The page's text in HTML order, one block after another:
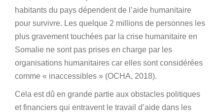
habitants du pays dépendent de l’aide humanitaire
pour survivre. Les quelque 2 millions de personnes les
plus gravement touchées par la crise humanitaire en
Somalie ne sont pas prises en charge par les
organisations humanitaires car elles sont considérées
comme « inaccessibles » (OCHA, 2018).
Cela est dû en grande partie aux obstacles politiques
et financiers qui entravent le travail d’aide dans les